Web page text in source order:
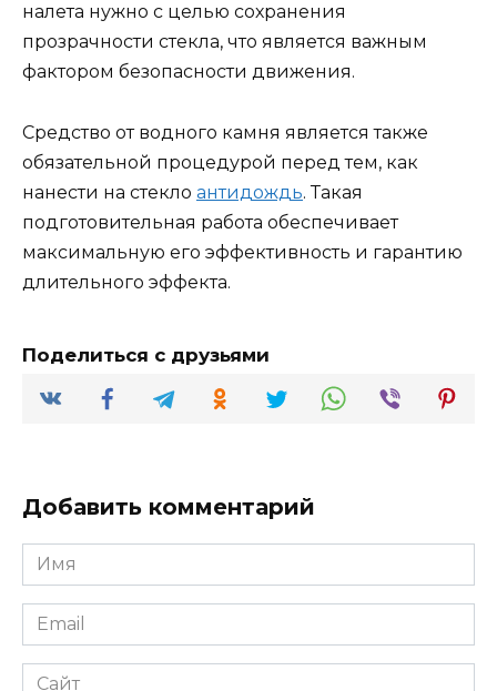
налета нужно с целью сохранения
прозрачности стекла, что является важным
фактором безопасности движения.
Средство от водного камня является также
обязательной процедурой перед тем, как
нанести на стекло антидождь. Такая
подготовительная работа обеспечивает
максимальную его эффективность и гарантию
длительного эффекта.
Поделиться с друзьями
Добавить комментарий
Имя
*
Email
*
Сайт